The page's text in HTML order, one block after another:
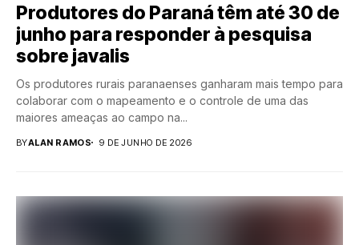
Produtores do Paraná têm até 30 de
junho para responder à pesquisa
sobre javalis
Os produtores rurais paranaenses ganharam mais tempo para
colaborar com o mapeamento e o controle de uma das
maiores ameaças ao campo na...
BYALAN RAMOS 9 DE JUNHO DE 2026